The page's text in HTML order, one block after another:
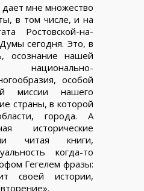
мне множество
в том числе, и на
Ростовской-на-
сегодня. Это, в
осознание нашей
национально-
особой
миссии нашего
страны, в которой
города. А
исторические
читая книги,
когда-то
Гегелем фразы:
своей истории,